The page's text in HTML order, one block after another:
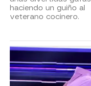
haciendo un guiño al
veterano cocinero.